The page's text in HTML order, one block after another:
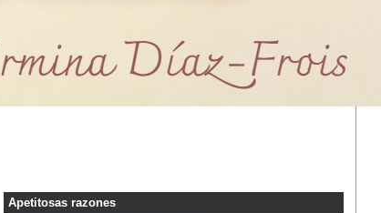
Apetitosas razones